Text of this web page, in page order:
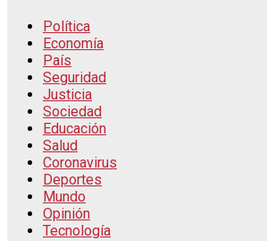
Política
Economía
País
Seguridad
Justicia
Sociedad
Educación
Salud
Coronavirus
Deportes
Mundo
Opinión
Tecnología